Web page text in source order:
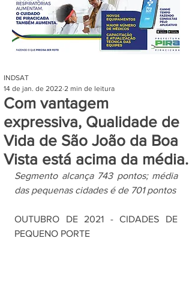
Com vantagem
expressiva, Qualidade de
Vida de São João da Boa
Vista está acima da média.
INDSAT
14 de jan. de 2022 2 min de leitura
Segmento alcança 743 pontos; média
das pequenas cidades é de 701 pontos
OUTUBRO DE 2021 - CIDADES DE
PEQUENO PORTE